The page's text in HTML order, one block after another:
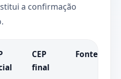
a confirmação
CEP
final
Fonte